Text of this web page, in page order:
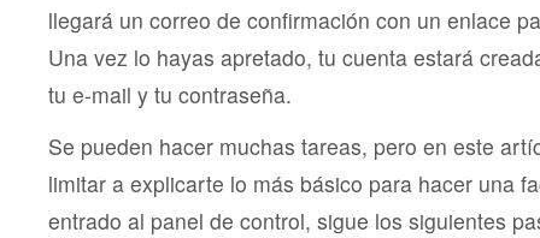
llegará un correo de confirmación con un enlace
Una vez lo hayas apretado, tu cuenta estará
tu e-mail y tu contraseña.
Se pueden hacer muchas tareas, pero en este
limitar a explicarte lo más básico para hacer una
entrado al panel de control, sigue los siguientes